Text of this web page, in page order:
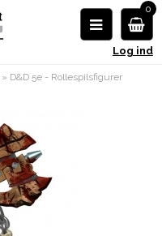
0
Log ind
» D&D 5e - Rollespilsfigurer